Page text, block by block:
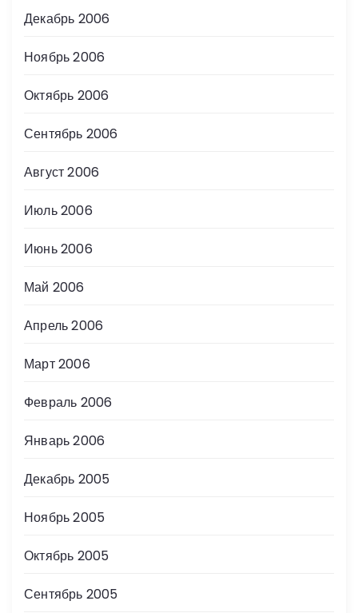
Декабрь 2006
Ноябрь 2006
Октябрь 2006
Сентябрь 2006
Август 2006
Июль 2006
Июнь 2006
Май 2006
Апрель 2006
Март 2006
Февраль 2006
Январь 2006
Декабрь 2005
Ноябрь 2005
Октябрь 2005
Сентябрь 2005